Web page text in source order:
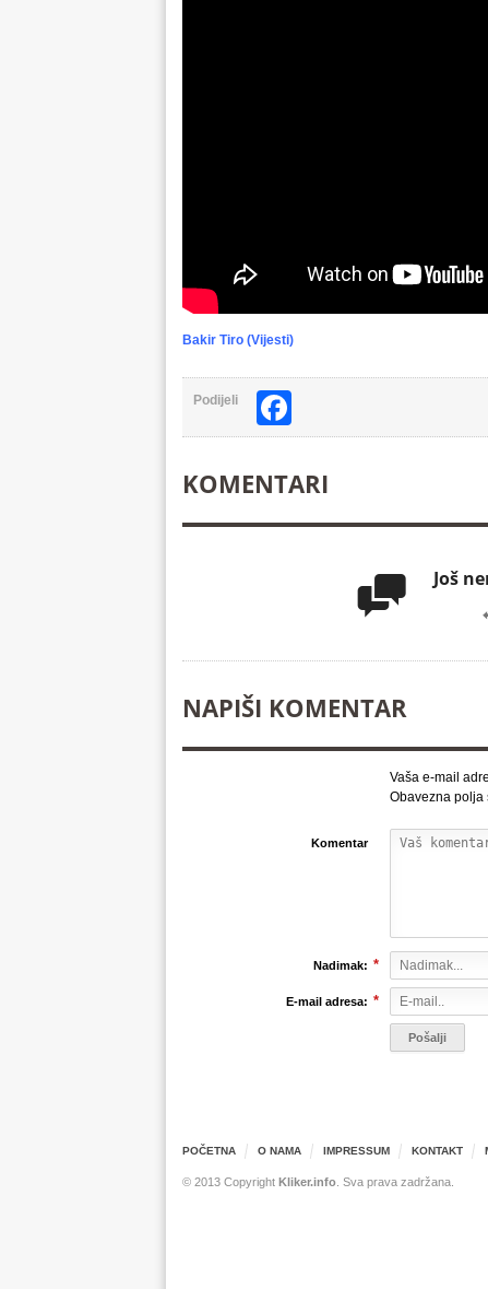
Bakir Tiro (Vijesti)
Podijeli
KOMENTARI
 Još
NAPIŠI KOMENTAR
Vaša e-mail
Obavezna polja
Komentar
Nadimak: *
E-mail adresa: *
POČETNA O NAMA IMPRESSUM KONTAKT
© 2013 Copyright Kliker.info . Sva prava zadržana.